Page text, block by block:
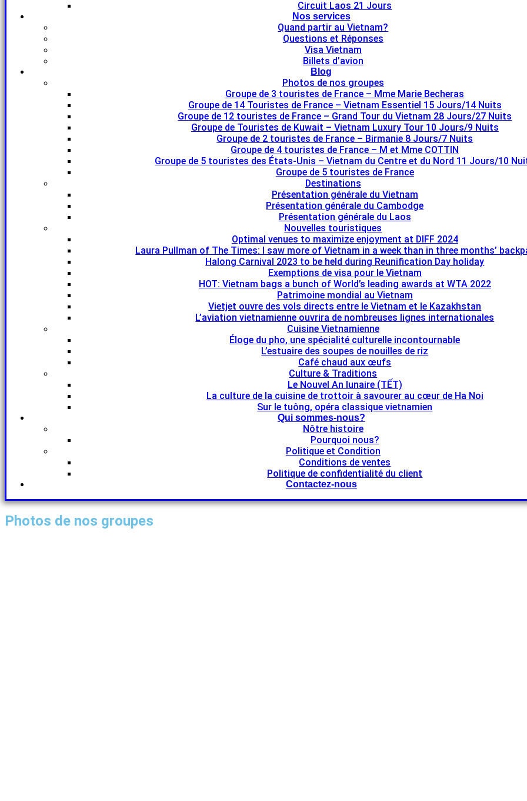
Circuit Laos 21 Jours
Nos services
Quand partir au Vietnam?
Questions et Réponses
Visa Vietnam
Billets d’avion
Blog
Photos de nos groupes
Groupe de 3 touristes de France – Mme Marie Becheras
Groupe de 14 Touristes de France – Vietnam Essentiel 15 Jours/14 Nuits
Groupe de 12 touristes de France – Grand Tour du Vietnam 28 Jours/27 Nuits
Groupe de Touristes de Kuwait – Vietnam Luxury Tour 10 Jours/9 Nuits
Groupe de 2 touristes de France – Birmanie 8 Jours/7 Nuits
Groupe de 4 touristes de France – M et Mme COTTIN
Groupe de 5 touristes des États-Unis – Vietnam du Centre et du Nord 11 Jours/10
Groupe de 5 touristes de France
Destinations
Présentation générale du Vietnam
Présentation générale du Cambodge
Présentation générale du Laos
Nouvelles touristiques
Optimal venues to maximize enjoyment at DIFF 2024
Laura Pullman of The Times: I saw more of Vietnam in a week than in three months’
Halong Carnival 2023 to be held during Reunification Day holiday
Exemptions de visa pour le Vietnam
HOT: Vietnam bags a bunch of World’s leading awards at WTA 2022
Patrimoine mondial au Vietnam
Vietjet ouvre des vols directs entre le Vietnam et le Kazakhstan
L’aviation vietnamienne ouvrira de nombreuses lignes internationales
Cuisine Vietnamienne
Éloge du pho, une spécialité culturelle incontournable
L’estuaire des soupes de nouilles de riz
Café chaud aux œufs
Culture & Traditions
Le Nouvel An lunaire (TẾT)
La culture de la cuisine de trottoir à savourer au cœur de Ha Noi
Sur le tuông, opéra classique vietnamien
Qui sommes-nous?
Nôtre histoire
Pourquoi nous?
Politique et Condition
Conditions de ventes
Politique de confidentialité du client
Contactez-nous
Photos de nos groupes